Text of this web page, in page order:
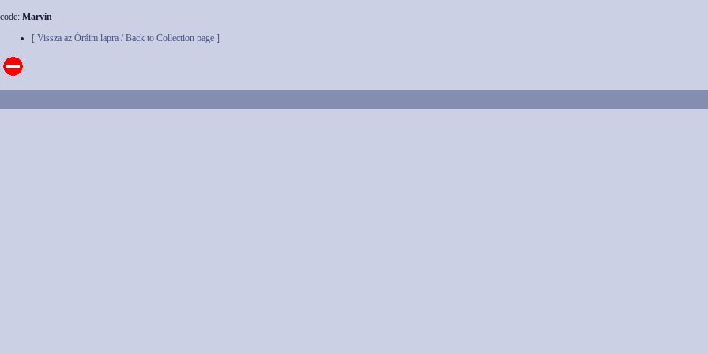
code: Marvin
[ Vissza az Óráim lapra / Back to Collection page ]